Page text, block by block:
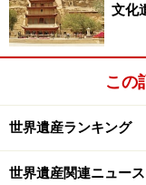
産には数多くの廃
うとしている廃墟
マンティックだ。
感じさせるからな
感じさせるからな
現在アユタヤには
文化
この
世界遺産ランキング
世界遺産関連ニュース